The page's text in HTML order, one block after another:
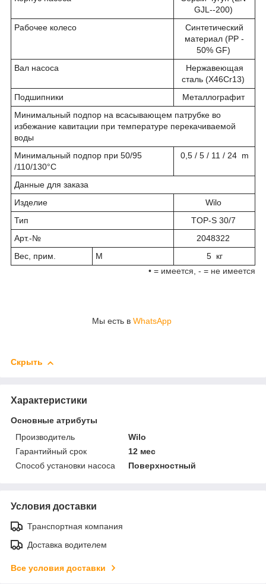
GJL--200)
Рабочее колесо
Синтетический
материал (PP -
50% GF)
Вал насоса
Нержавеющая
сталь (X46Cr13)
Подшипники
Металлографит
Минимальный подпор на всасывающем патрубке во
избежание кавитации при температуре перекачиваемой
воды
Минимальный подпор при 50/95
/110/130°C
0,5 / 5 / 11 / 24 m
Данные для заказа
Изделие
Wilo
Тип
TOP-S 30/7
Арт.-№
2048322
Вес, прим.
M
5 кг
• = имеется, - = не имеется
Мы есть в WhatsApp
Скрыть
Характеристики
Основные атрибуты
Производитель
Wilo
Гарантийный срок
12 мес
Способ установки насоса
Поверхностный
Условия доставки
Транспортная компания
Доставка водителем
Все условия доставки